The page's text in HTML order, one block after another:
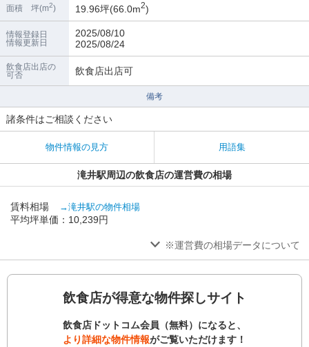
面積 坪(m2) 19.96坪(66.0m2)
情報登録日
情報更新日
2025/08/10
2025/08/24
飲食店出店の
可否
飲食店出店可
備考
諸条件はご相談ください
物件情報の見方 用語集
滝井駅周辺の飲食店の運営費の相場
賃料相場 →滝井駅の物件相場
平均坪単価：10,239円
※運営費の相場データについて
飲食店が得意な物件探しサイト
飲食店ドットコム会員（無料）になると、
より詳細な物件情報がご覧いただけます！